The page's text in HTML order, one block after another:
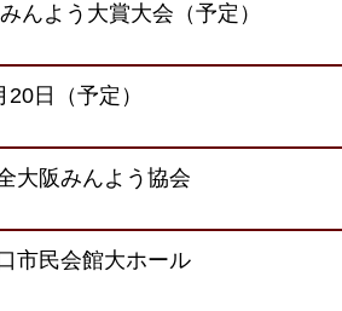
んよう大賞大会（予定）
日（予定）
大阪みんよう協会
市民会館大ホール